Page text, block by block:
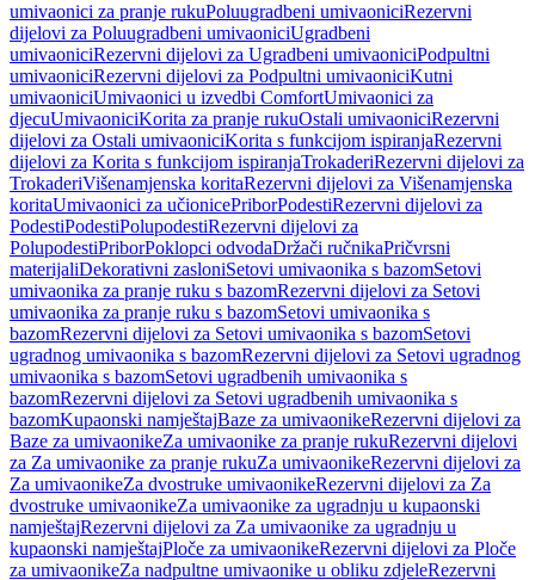
umivaonici za pranje rukuPoluugradbeni umivaoniciRezervni
dijelovi za Poluugradbeni umivaoniciUgradbeni
umivaoniciRezervni dijelovi za Ugradbeni umivaoniciPodpultni
umivaoniciRezervni dijelovi za Podpultni umivaoniciKutni
umivaoniciUmivaonici u izvedbi ComfortUmivaonici za
djecuUmivaoniciKorita za pranje rukuOstali umivaoniciRezervni
dijelovi za Ostali umivaoniciKorita s funkcijom ispiranjaRezervni
dijelovi za Korita s funkcijom ispiranjaTrokaderiRezervni dijelovi za
TrokaderiVišenamjenska koritaRezervni dijelovi za Višenamjenska
koritaUmivaonici za učionicePriborPodestiRezervni dijelovi za
PodestiPodestiPolupodestiRezervni dijelovi za
PolupodestiPriborPoklopci odvodaDržači ručnikaPričvrsni
materijaliDekorativni zasloniSetovi umivaonika s bazomSetovi
umivaonika za pranje ruku s bazomRezervni dijelovi za Setovi
umivaonika za pranje ruku s bazomSetovi umivaonika s
bazomRezervni dijelovi za Setovi umivaonika s bazomSetovi
ugradnog umivaonika s bazomRezervni dijelovi za Setovi ugradnog
umivaonika s bazomSetovi ugradbenih umivaonika s
bazomRezervni dijelovi za Setovi ugradbenih umivaonika s
bazomKupaonski namještajBaze za umivaonikeRezervni dijelovi za
Baze za umivaonikeZa umivaonike za pranje rukuRezervni dijelovi
za Za umivaonike za pranje rukuZa umivaonikeRezervni dijelovi za
Za umivaonikeZa dvostruke umivaonikeRezervni dijelovi za Za
dvostruke umivaonikeZa umivaonike za ugradnju u kupaonski
namještajRezervni dijelovi za Za umivaonike za ugradnju u
kupaonski namještajPloče za umivaonikeRezervni dijelovi za Ploče
za umivaonikeZa nadpultne umivaonike u obliku zdjeleRezervni